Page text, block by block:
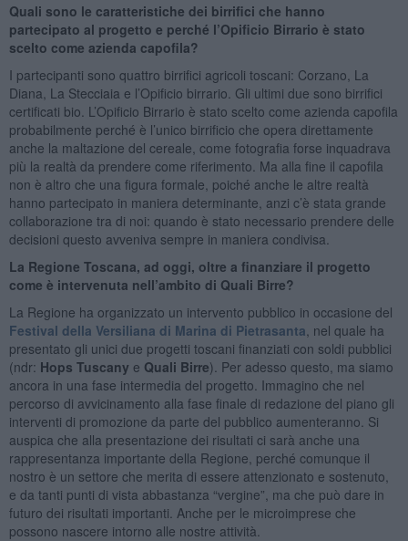
Quali sono le caratteristiche dei birrifici che hanno
partecipato al progetto e perché l’Opificio Birrario è stato
scelto come azienda capofila?
I partecipanti sono quattro birrifici agricoli toscani: Corzano, La
Diana, La Stecciaia e l’Opificio birrario. Gli ultimi due sono birrifici
certificati bio. L’Opificio Birrario è stato scelto come azienda capofila
probabilmente perché è l’unico birrificio che opera direttamente
anche la maltazione del cereale, come fotografia forse inquadrava
più la realtà da prendere come riferimento. Ma alla fine il capofila
non è altro che una figura formale, poiché anche le altre realtà
hanno partecipato in maniera determinante, anzi c’è stata grande
collaborazione tra di noi: quando è stato necessario prendere delle
decisioni questo avveniva sempre in maniera condivisa.
La Regione Toscana, ad oggi, oltre a finanziare il progetto
come è intervenuta nell’ambito di Quali Birre?
La Regione ha organizzato un intervento pubblico in occasione del
Festival della Versiliana di Marina di Pietrasanta , nel quale ha
presentato gli unici due progetti toscani finanziati con soldi pubblici
(ndr: Hops Tuscany e Quali Birre). Per adesso questo, ma siamo
ancora in una fase intermedia del progetto. Immagino che nel
percorso di avvicinamento alla fase finale di redazione del piano gli
interventi di promozione da parte del pubblico aumenteranno. Si
auspica che alla presentazione dei risultati ci sarà anche una
rappresentanza importante della Regione, perché comunque il
nostro è un settore che merita di essere attenzionato e sostenuto,
e da tanti punti di vista abbastanza “vergine”, ma che può dare in
futuro dei risultati importanti. Anche per le microimprese che
possono nascere intorno alle nostre attività.